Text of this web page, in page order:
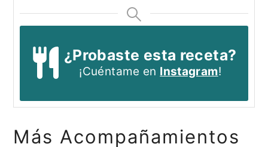
¿Probaste esta receta?
¡Cuéntame en Instagram!
Más Acompañamientos